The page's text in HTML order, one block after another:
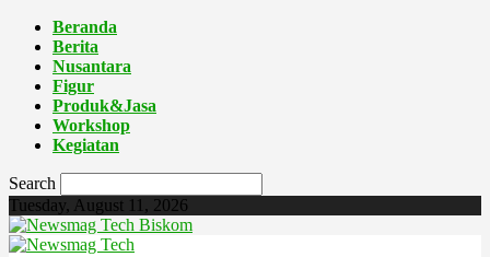
Beranda
Berita
Nusantara
Figur
Produk&Jasa
Workshop
Kegiatan
Search
Tuesday, August 11, 2026
Biskom